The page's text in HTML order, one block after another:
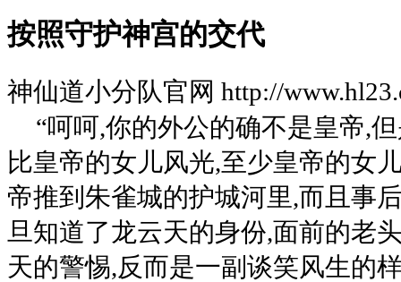
按照守护神宫的交代
神仙道小分队官网 http://
“呵呵,你的外公的确不是皇帝,
比皇帝的女儿风光,至少皇帝的女
帝推到朱雀城的护城河里,而且事
旦知道了龙云天的身份,面前的老
天的警惕,反而是一副谈笑风生的